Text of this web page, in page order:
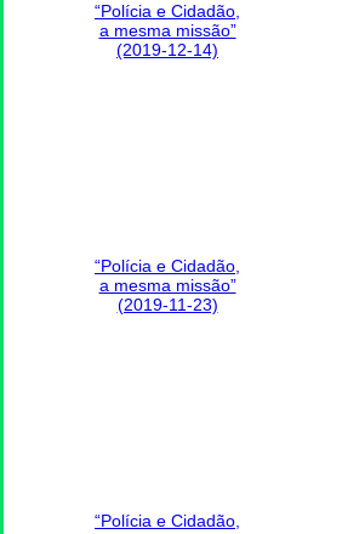
“Polícia e Cidadão,
a mesma missão”
(2019-12-14)
“Polícia e Cidadão,
a mesma missão”
(2019-11-23)
“Polícia e Cidadão,